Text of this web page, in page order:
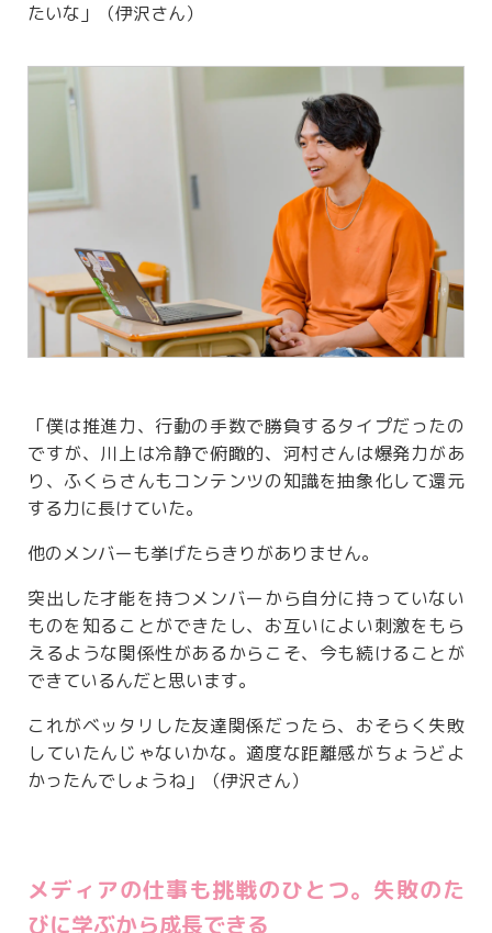
たいな」（伊沢さん）
「僕は推進力、行動の手数で勝負するタイプだったの
ですが、川上は冷静で俯瞰的、河村さんは爆発力があ
り、ふくらさんもコンテンツの知識を抽象化して還元
する力に長けていた。
他のメンバーも挙げたらきりがありません。
突出した才能を持つメンバーから自分に持っていない
ものを知ることができたし、お互いによい刺激をもら
えるような関係性があるからこそ、今も続けることが
できているんだと思います。
これがベッタリした友達関係だったら、おそらく失敗
していたんじゃないかな。適度な距離感がちょうどよ
かったんでしょうね」（伊沢さん）
メディアの仕事も挑戦のひとつ。失敗のた
びに学ぶから成長できる